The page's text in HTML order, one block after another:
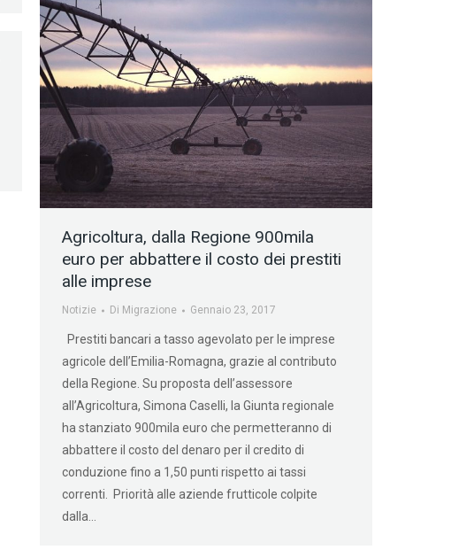
Agricoltura, dalla Regione 900mila
euro per abbattere il costo dei prestiti
alle imprese
Notizie Di Migrazione Gennaio 23, 2017
Prestiti bancari a tasso agevolato per le imprese
agricole dell’Emilia-Romagna, grazie al contributo
della Regione. Su proposta dell’assessore
all’Agricoltura, Simona Caselli, la Giunta regionale
ha stanziato 900mila euro che permetteranno di
abbattere il costo del denaro per il credito di
conduzione fino a 1,50 punti rispetto ai tassi
correnti. Priorità alle aziende frutticole colpite
dalla…